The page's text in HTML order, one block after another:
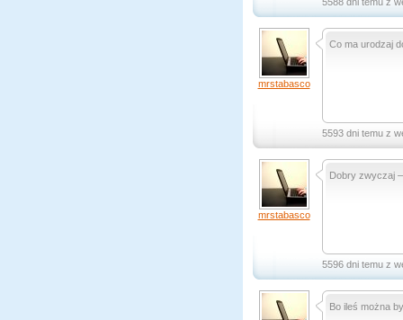
mrstabasco
Co ma urodzaj
5593 dni temu z
mrstabasco
Dobry zwyczaj
5596 dni temu z
Bo ileś można